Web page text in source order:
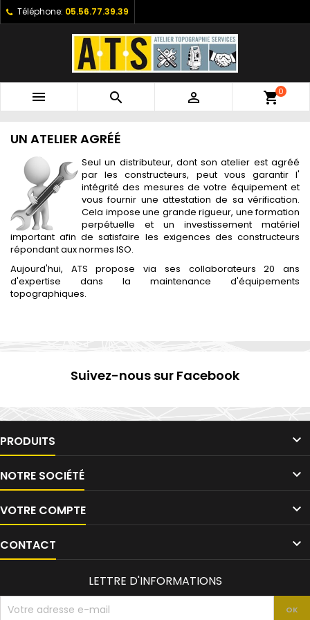
Téléphone: 05.56.77.39.39
   shopping_cart0
UN ATELIER AGRÉÉ
Seul un distributeur, dont son atelier est agréé
par les constructeurs, peut vous garantir l'
intégrité des mesures de votre équipement et
vous fournir une attestation de sa vérification.
Cela impose une grande rigueur, une formation
perpétuelle et un investissement matériel
important afin de satisfaire les exigences des constructeurs
répondant aux normes ISO.
Aujourd'hui, ATS propose via ses collaborateurs 20 ans
d'expertise dans la maintenance d'équipements
topographiques.
Suivez-nous sur Facebook
PRODUITS 
NOTRE SOCIÉTÉ 
VOTRE COMPTE 
CONTACT 
LETTRE D'INFORMATIONS